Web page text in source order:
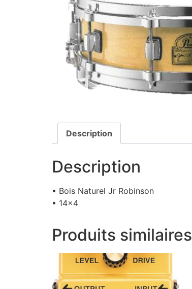
Description
Description
• Bois Naturel Jr Robinson
• 14×4
Produits similaires